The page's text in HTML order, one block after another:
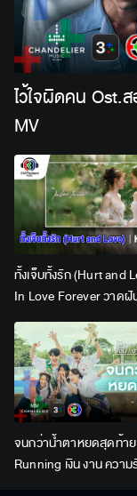
ไว้ใจผิดคน Ost.
MV
ทั้งเจ็บทั้งรัก (Hurt and
In Love Forever วาดฝั
Lingling Kwong x Orm
Kornnaphat | Official
จนกว่าน้ำตาหยดสุดท้าย
Running เงิน งาน ความรัก |